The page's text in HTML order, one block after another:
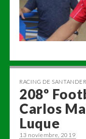
RACING DE SANTANDER
208º
Carlos
Luque
13 noviembre, 2019